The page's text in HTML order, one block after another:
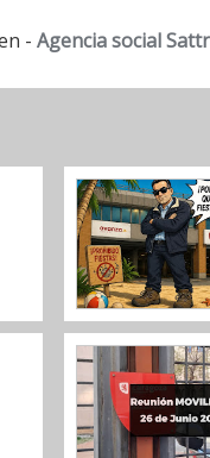
- Agencia social